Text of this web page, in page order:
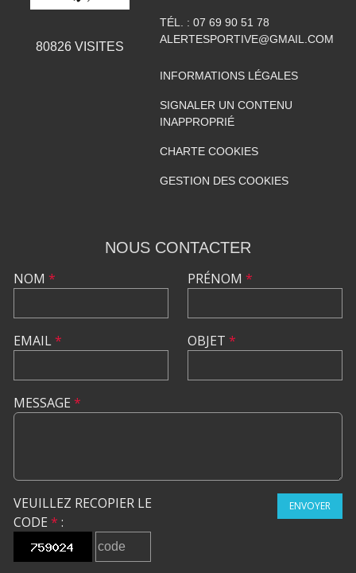
80826VISITES
TÉL. : 07 69 90 51 78
ALERTESPORTIVE@GMAIL.COM
INFORMATIONS LÉGALES
SIGNALER UN CONTENU
INAPPROPRIÉ
CHARTE COOKIES
GESTION DES COOKIES
NOUS CONTACTER
NOM *
EMAIL*
PRÉNOM *
OBJET *
MESSAGE *
VEUILLEZ RECOPIER LE
CODE * :
ENVOYER